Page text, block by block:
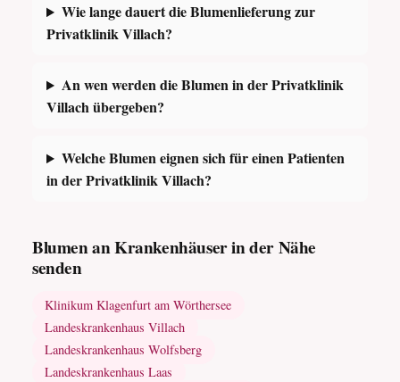
Wie lange dauert die Blumenlieferung zur
Privatklinik Villach?
An wen werden die Blumen in der Privatklinik
Villach übergeben?
Welche Blumen eignen sich für einen Patienten
in der Privatklinik Villach?
Blumen an Krankenhäuser in der Nähe
senden
Klinikum Klagenfurt am Wörthersee
Landeskrankenhaus Villach
Landeskrankenhaus Wolfsberg
Landeskrankenhaus Laas